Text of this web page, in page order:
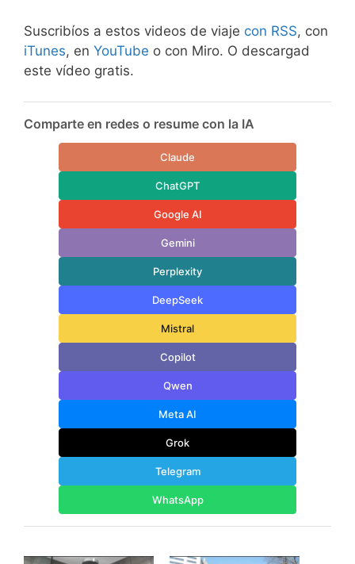
Suscribíos a estos videos de viaje con RSS, con
iTunes, en YouTube o con Miro. O descargad
este vídeo gratis.
Comparte en redes o resume con la IA
Claude
ChatGPT
Google AI
Gemini
Perplexity
DeepSeek
Mistral
Copilot
Qwen
Meta AI
Grok
Telegram
WhatsApp